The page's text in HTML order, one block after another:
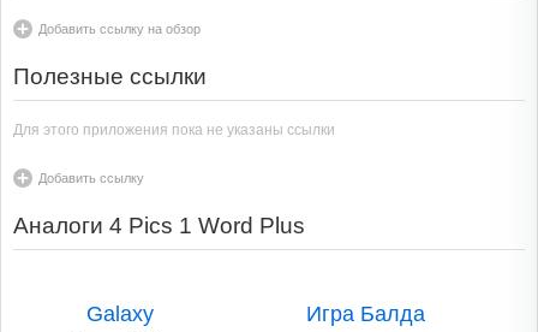
Добавить ссылку на обзор
Полезные ссылки
Для этого приложения пока не указаны ссылки
Добавить ссылку
Аналоги 4 Pics 1 Word Plus
Galaxy Игра Балда